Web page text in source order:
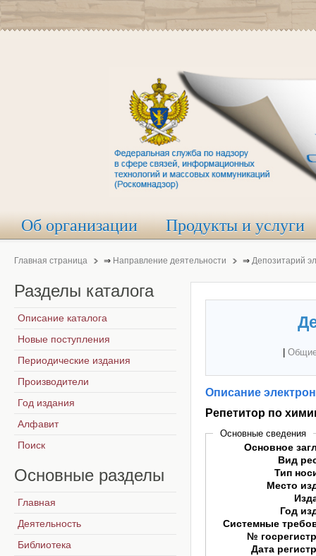
Об организации Продукты и услуги
Главная страница ⇒ Направление деятельности ⇒ Депозитарий
Описание
Репетитор по
Основные сведения
Основное
Вид
Тип
Место
Год
Системные
№
Дата
Разделы каталога
Описание каталога
Новые поступления
Периодические издания
Производители
Год издания
Алфавит
Поиск
Основные разделы
Главная
Деятельность
Библиотека